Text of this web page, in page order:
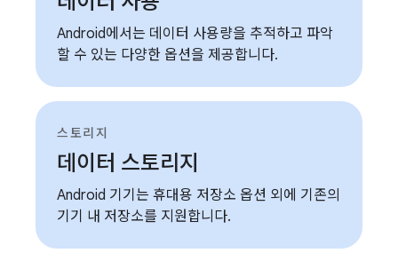
Android에서는 데이터 사용량을 추적하고 파악
할 수 있는 다양한 옵션을 제공합니다.
스토리지
데이터 스토리지
Android 기기는 휴대용 저장소 옵션 외에 기존의
기기 내 저장소를 지원합니다.